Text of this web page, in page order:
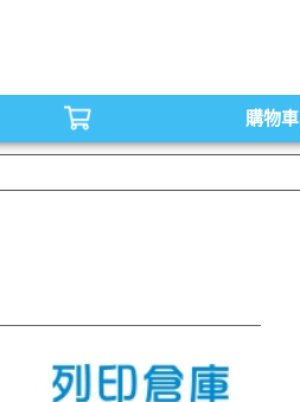
列印倉庫線上購物手機版
購物車